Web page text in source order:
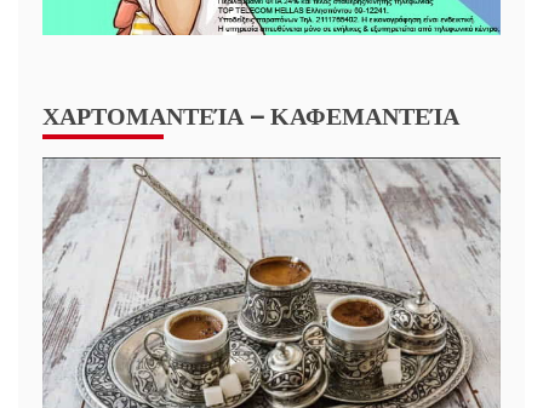
ΧΑΡΤΟΜΑΝΤΕΊΑ – ΚΑΦΕΜΑΝΤΕΊΑ